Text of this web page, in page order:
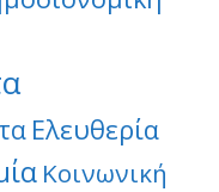
Ελευθερία
Κοινωνική